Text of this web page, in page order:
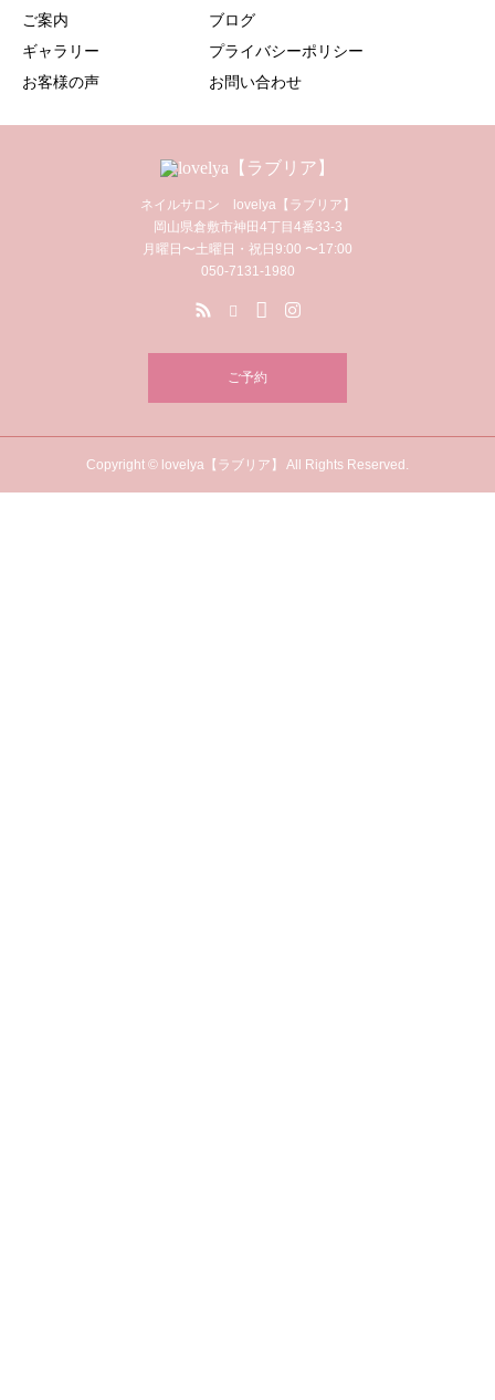
ご案内
ギャラリー
お客様の声
ブログ
プライバシーポリシー
お問い合わせ
ネイルサロン lovelya【ラブリア】
岡山県倉敷市神田4丁目4番33-3
月曜日〜土曜日・祝日9:00 〜17:00
050-7131-1980
ご予約
Copyright © lovelya【ラブリア】 All Rights Reserved.